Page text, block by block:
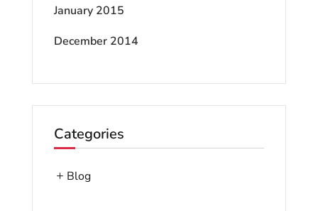
January 2015
December 2014
Categories
Blog